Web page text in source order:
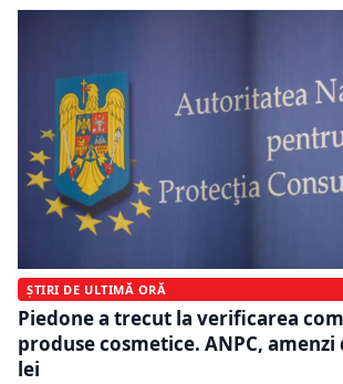
ȘTIRI DE ULTIMĂ ORĂ
Piedone a trecut la verificarea
produse cosmetice. ANPC, amenzi
lei